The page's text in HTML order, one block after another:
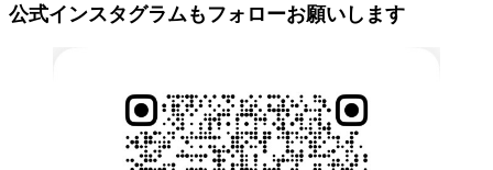
公式インスタグラムもフォローお願いします